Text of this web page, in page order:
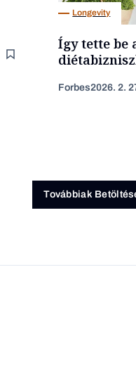
Longevity
Így tette be
Forbes2026. 2.
Továbbiak